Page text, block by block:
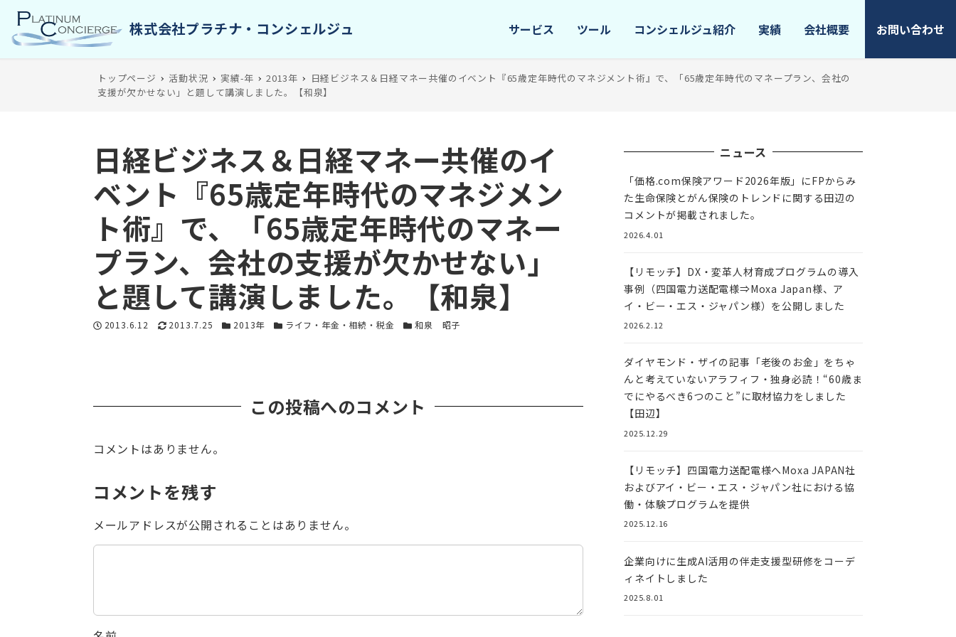
サービス ツール コンシェルジュ紹介 実績 会社概要 お問い合わせ
トップページ 活動状況 実績-年 2013年
日経ビジネス＆日経マネー共催のイベント『65歳定年時代のマネジメント術』で、「65歳定年時代のマネープラン、会社の
支援が欠かせない」と題して講演しました。【和泉】
日経ビジネス＆日経マネー共催のイ
ベント『65歳定年時代のマネジメン
ト術』で、「65歳定年時代のマネー
プラン、会社の支援が欠かせない」
と題して講演しました。【和泉】
投稿日
2013.6.12 更新日
2013.7.25 カテゴリー
2013年 カテゴリー
ライフ・年金・相続・税金 カテゴリー
和泉 昭子
この投稿へのコメント
コメントはありません。
コメントを残す
メールアドレスが公開されることはありません。
ニュース
「価格.com保険アワード2026年版」にFPからみ
た生命保険とがん保険のトレンドに関する田辺の
コメントが掲載されました。
2026.4.01
【リモッチ】DX・変革人材育成プログラムの導入
事例（四国電力送配電様⇒Moxa Japan様、ア
イ・ビー・エス・ジャパン様）を公開しました
2026.2.12
ダイヤモンド・ザイの記事「老後のお金」をちゃ
んと考えていないアラフィフ・独身必読！“60歳ま
でにやるべき6つのこと”に取材協力をしました
【田辺】
2025.12.29
【リモッチ】四国電⼒送配電様へMoxa JAPAN社
およびアイ・ビー・エス・ジャパン社における協
働・体験プログラムを提供
2025.12.16
企業向けに生成AI活用の伴走支援型研修をコーデ
ィネイトしました
2025.8.01